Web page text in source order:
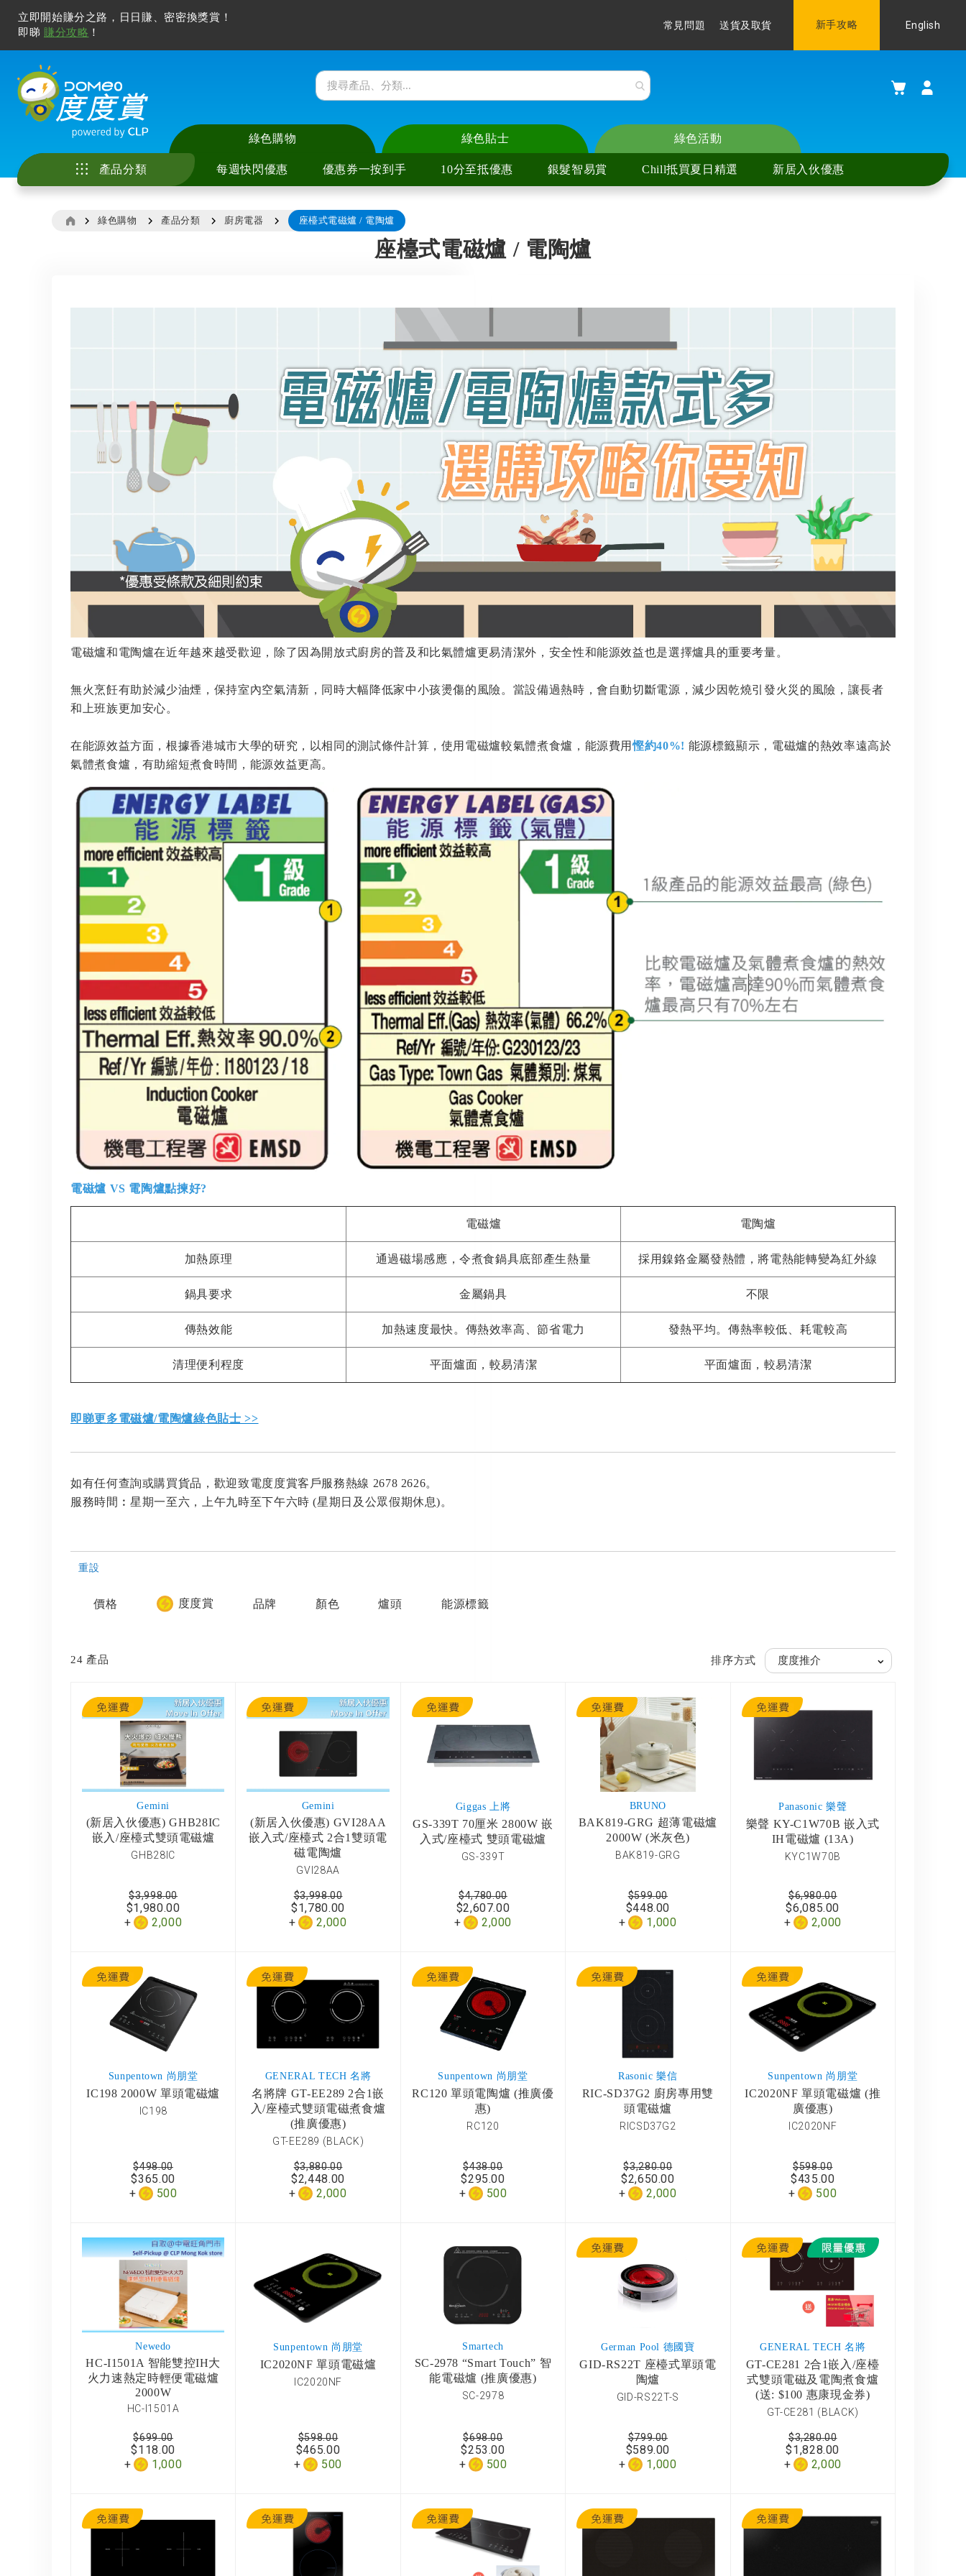
立即開始賺分之路，日日賺、密密換獎賞！
即睇 賺分攻略 ！
常見問題 送貨及取貨 新手攻略 LanguageEnglish
購物車
綠色購物
產品分類
家庭電器 中央儲水式電熱水爐
前置式洗衣機
上置式洗衣機
照明用品及燈泡
空氣加濕機及香薰機
座檯式電磁爐 / 電陶爐
焗爐及微波爐
氣炸鍋
攪拌機及食物處理器
洗碗碟機及碗碟消毒機
即熱飲水機及蒸餾水機
智能手機及配件
電視
廚具
美容儀
消毒及衛生產品
家居服務
冷氣清洗服務
每週快閃優惠 優惠券一按到手 10分至抵優惠 銀髮智易賞 Chill抵買夏日精選 新居入伙優惠
綠色貼士 綠色活動
綠色購物 產品分類 廚房電器 座檯式電磁爐 / 電陶爐
座檯式電磁爐 / 電陶爐
電磁爐和電陶爐在近年越來越受歡迎，除了因為開放式廚房的普及和比氣體爐更易清潔外，安全性和能源效益也是選擇爐具的重要考量。
無火烹飪有助於減少油煙，保持室內空氣清新，同時大幅降低家中小孩燙傷的風險。當設備過熱時，會自動切斷電源，減少因乾燒引發火災的風險，讓長者
和上班族更加安心。
在能源效益方面，根據香港城市大學的研究，以相同的測試條件計算，使用電磁爐較氣體煮食爐，能源費用慳約40%! 能源標籤顯示，電磁爐的熱效率遠高於
氣體煮食爐，有助縮短煮食時間，能源效益更高。
電磁爐 VS 電陶爐點揀好?
電磁爐 電陶爐
加熱原理 通過磁場感應，令煮食鍋具底部產生熱量 採用鎳鉻金屬發熱體，將電熱能轉變為紅外線
鍋具要求 金屬鍋具 不限
傳熱效能 加熱速度最快。傳熱效率高、節省電力 發熱平均。傳熱率較低、耗電較高
清理便利程度 平面爐面，較易清潔 平面爐面，較易清潔
即睇更多電磁爐/電陶爐綠色貼士 >>
如有任何查詢或購買貨品，歡迎致電度度賞客戶服務熱線 2678 2626。
服務時間︰星期一至六，上午九時至下午六時 (星期日及公眾假期休息)。
重設
價格 度度賞 品牌 顏色 爐頭 能源標籤
24 產品 排序方式
Gemini
(新居入伙優惠) GHB28IC
嵌入/座檯式雙頭電磁爐
GHB28IC
$1,980.00
2,000
$3,998.00
Gemini
(新居入伙優惠) GVI28AA
嵌入式/座檯式 2合1雙頭電
磁電陶爐
GVI28AA
$1,780.00
2,000
$3,998.00
Giggas 上將
GS-339T 70厘米 2800W 嵌
入式/座檯式 雙頭電磁爐
GS-339T
$2,607.00
2,000
$4,780.00
BRUNO
BAK819-GRG 超薄電磁爐
2000W (米灰色)
BAK819-GRG
$448.00
1,000
$599.00
Panasonic 樂聲
樂聲 KY-C1W70B 嵌入式
IH電磁爐 (13A)
KYC1W70B
$6,085.00
2,000
$6,980.00
Sunpentown 尚朋堂
IC198 2000W 單頭電磁爐
IC198
$365.00
500
$498.00
GENERAL TECH 名將
名將牌 GT-EE289 2合1嵌
入/座檯式雙頭電磁煮食爐
(推廣優惠)
GT-EE289 (BLACK)
$2,448.00
2,000
$3,880.00
Sunpentown 尚朋堂
RC120 單頭電陶爐 (推廣優
惠)
RC120
$295.00
500
$438.00
Rasonic 樂信
RIC-SD37G2 廚房專用雙
頭電磁爐
RICSD37G2
$2,650.00
2,000
$3,280.00
Sunpentown 尚朋堂
IC2020NF 單頭電磁爐 (推
廣優惠)
IC2020NF
$435.00
500
$598.00
Newedo
HC-I1501A 智能雙控IH大
火力速熱定時輕便電磁爐
2000W
HC-I1501A
$118.00
1,000
$699.00
Sunpentown 尚朋堂
IC2020NF 單頭電磁爐
IC2020NF
$465.00
500
$598.00
Smartech
SC-2978 “Smart Touch” 智
能電磁爐 (推廣優惠)
SC-2978
$253.00
500
$698.00
German Pool 德國寶
GID-RS22T 座檯式單頭電
陶爐
GID-RS22T-S
$589.00
1,000
$799.00
GENERAL TECH 名將
GT-CE281 2合1嵌入/座檯
式雙頭電磁及電陶煮食爐
(送: $100 惠康現金券)
GT-CE281 (BLACK)
$1,828.00
2,000
$3,280.00